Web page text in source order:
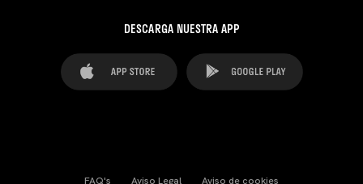
DESCARGA NUESTRA APP
FAQ's Aviso Legal Aviso de cookies